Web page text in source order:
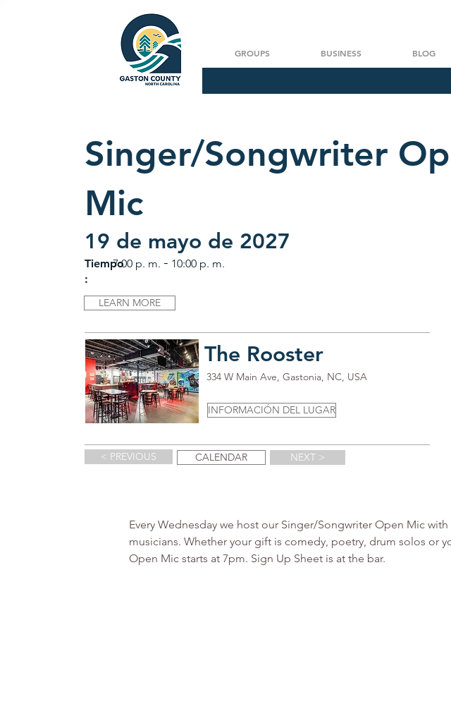
GROUPS BUSINESS BLOG
Singer/Songwriter
Mic
19 de mayo de 2027
Tiempo
:
7:00 p. m. - 10:00 p. m.
LEARN MORE
The Rooster
334 W Main Ave, Gastonia, NC, USA
INFORMACIÓN DEL LUGAR
< PREVIOUS CALENDAR NEXT >
Every Wednesday we host our Singer/Songwriter Open Mic
musicians. Whether your gift is comedy, poetry, drum solos or
Open Mic starts at 7pm. Sign Up Sheet is at the bar.